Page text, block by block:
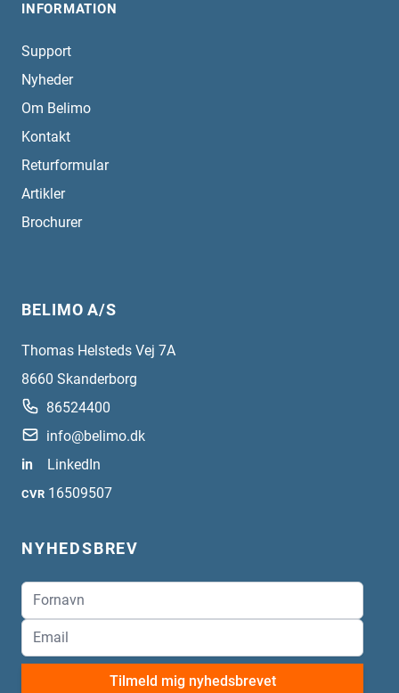
INFORMATION
Support
Nyheder
Om Belimo
Kontakt
Returformular
Artikler
Brochurer
BELIMO A/S
Thomas Helsteds Vej 7A
8660 Skanderborg
86524400
info@belimo.dk
in
LinkedIn
CVR 16509507
NYHEDSBREV
Tilmeld mig nyhedsbrevet